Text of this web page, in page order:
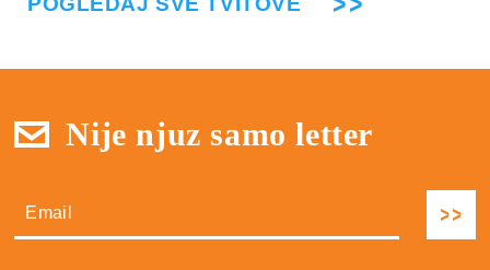
Nije njuz samo letter